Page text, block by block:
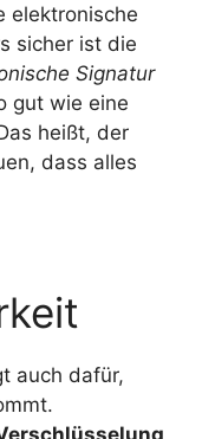
elektronische
sicher ist die
Signatur
gut wie eine
heißt, der
dass alles
auch dafür,